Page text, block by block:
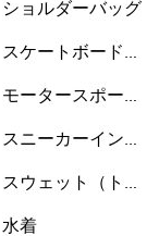
ショルダーバッグ
スケートボードシ
モータースポーツ
スニーカーインソ
スウェット（トレ
水着